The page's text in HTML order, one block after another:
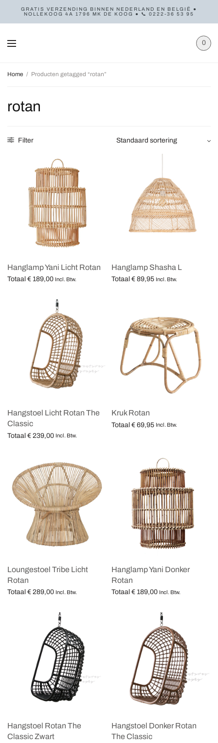
GRATIS VERZENDING BINNEN NEDERLAND EN BELGIË ●
NOLLEKOOG 4A 1796 MK DE KOOG ● 📞 0222-36 53 95
0
Home / Producten getagged “rotan”
rotan
Filter
Hanglamp Yani Licht Rotan
Totaal € 189,00 Incl. Btw.
Hanglamp Shasha L
Totaal € 89,95 Incl. Btw.
Hangstoel Licht Rotan The
Classic
Totaal € 239,00 Incl. Btw.
Kruk Rotan
Totaal € 69,95 Incl. Btw.
Loungestoel Tribe Licht
Rotan
Totaal € 289,00 Incl. Btw.
Hanglamp Yani Donker
Rotan
Totaal € 189,00 Incl. Btw.
Hangstoel Rotan The
Classic Zwart
Hangstoel Donker Rotan
The Classic